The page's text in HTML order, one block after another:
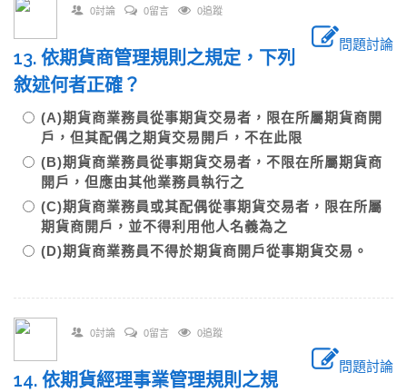
0討論 0留言 0追蹤
問題討論
13. 依期貨商管理規則之規定，下列
敘述何者正確？
(A)期貨商業務員從事期貨交易者，限在所屬期貨商開
戶，但其配偶之期貨交易開戶，不在此限
(B)期貨商業務員從事期貨交易者，不限在所屬期貨商
開戶，但應由其他業務員執行之
(C)期貨商業務員或其配偶從事期貨交易者，限在所屬
期貨商開戶，並不得利用他人名義為之
(D)期貨商業務員不得於期貨商開戶從事期貨交易。
0討論 0留言 0追蹤
問題討論
14. 依期貨經理事業管理規則之規